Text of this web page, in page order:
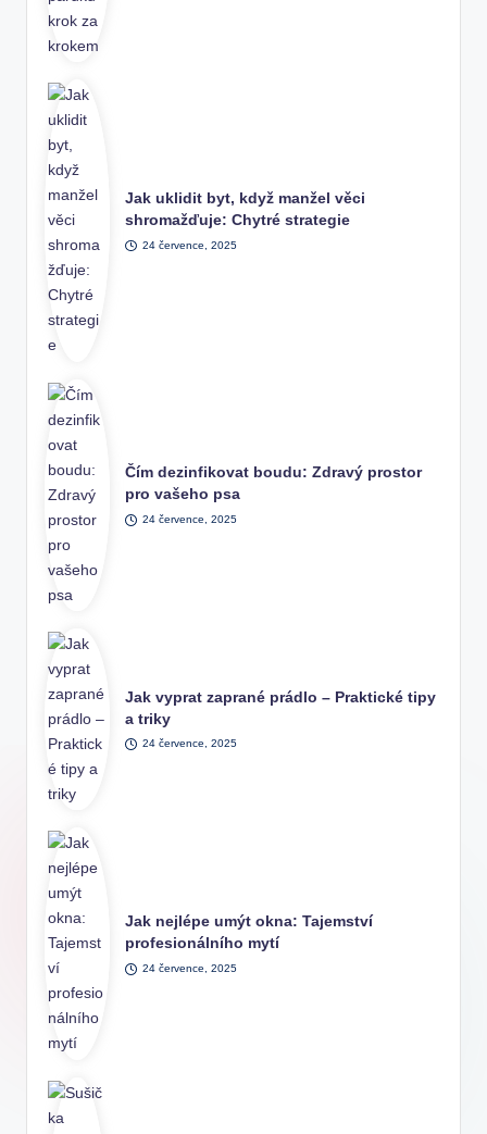
Jak uklidit byt, když manžel věci
shromažďuje: Chytré strategie
24 července, 2025
Čím dezinfikovat boudu: Zdravý prostor
pro vašeho psa
24 července, 2025
Jak vyprat zaprané prádlo – Praktické tipy
a triky
24 července, 2025
Jak nejlépe umýt okna: Tajemství
profesionálního mytí
24 července, 2025